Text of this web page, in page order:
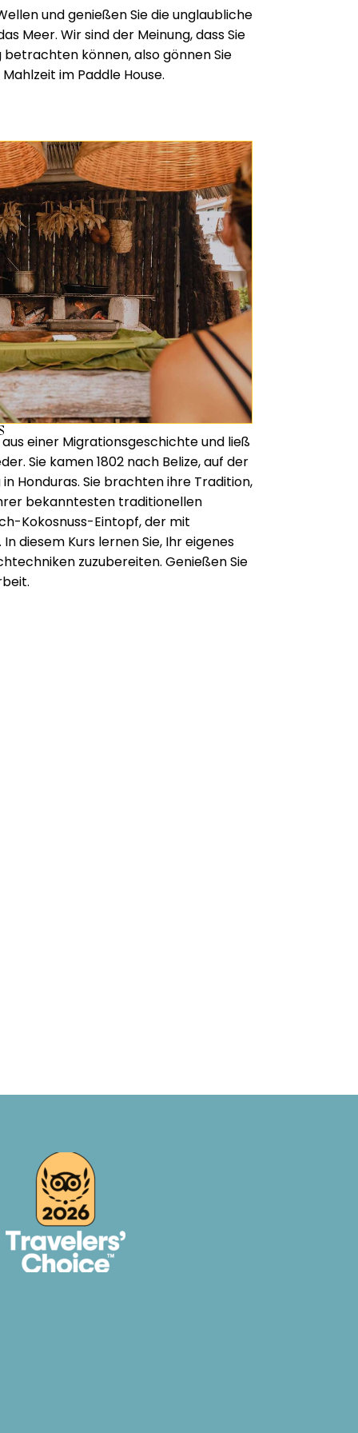
und genießen Sie die unglaubliche
Meer. Wir sind der Meinung, dass Sie
können, also gönnen Sie
im Paddle House.
einer Migrationsgeschichte und ließ
Sie kamen 1802 nach Belize, auf der
Honduras. Sie brachten ihre Tradition,
bekanntesten traditionellen
Kokosnuss-Eintopf, der mit
diesem Kurs lernen Sie, Ihr eigenes
zuzubereiten. Genießen Sie